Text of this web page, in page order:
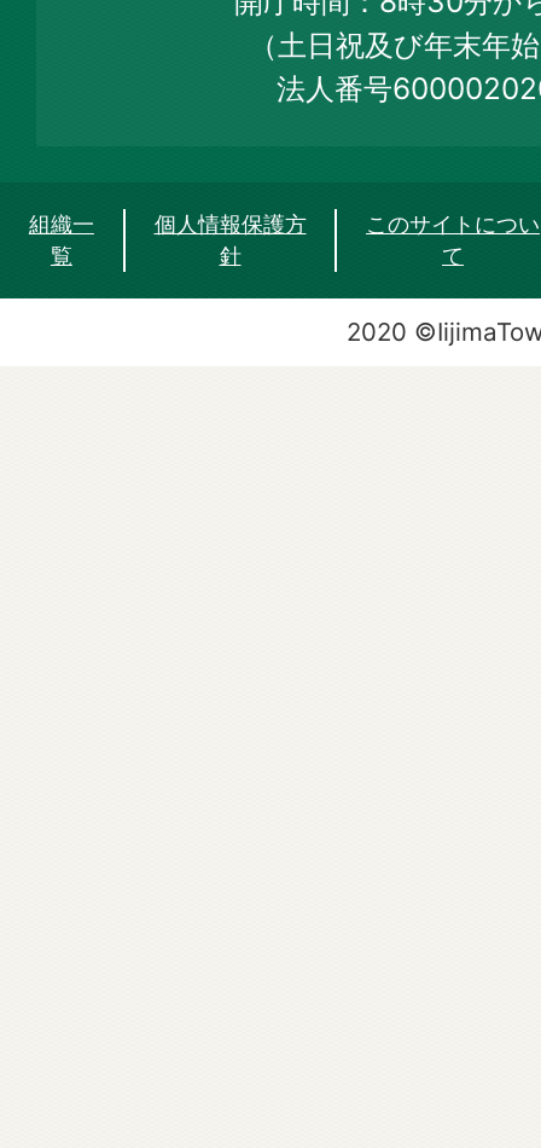
Site
（土日祝及び年末年
法人番号
組織一
覧
個人情報保護方
針
このサイトについ
て
2020